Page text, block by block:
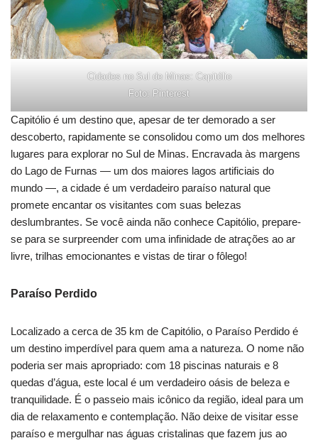
Cidades no Sul de Minas: Capitólio
Foto: Pinterest
Capitólio é um destino que, apesar de ter demorado a ser
descoberto, rapidamente se consolidou como um dos melhores
lugares para explorar no Sul de Minas. Encravada às margens
do Lago de Furnas — um dos maiores lagos artificiais do
mundo —, a cidade é um verdadeiro paraíso natural que
promete encantar os visitantes com suas belezas
deslumbrantes. Se você ainda não conhece Capitólio, prepare-
se para se surpreender com uma infinidade de atrações ao ar
livre, trilhas emocionantes e vistas de tirar o fôlego!
Paraíso Perdido
Localizado a cerca de 35 km de Capitólio, o Paraíso Perdido é
um destino imperdível para quem ama a natureza. O nome não
poderia ser mais apropriado: com 18 piscinas naturais e 8
quedas d’água, este local é um verdadeiro oásis de beleza e
tranquilidade. É o passeio mais icônico da região, ideal para um
dia de relaxamento e contemplação. Não deixe de visitar esse
paraíso e mergulhar nas águas cristalinas que fazem jus ao